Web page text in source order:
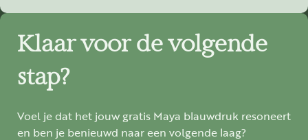
Klaar voor de volgende
stap?
Voel je dat het jouw gratis Maya blauwdruk resoneert
en ben je benieuwd naar een volgende laag?